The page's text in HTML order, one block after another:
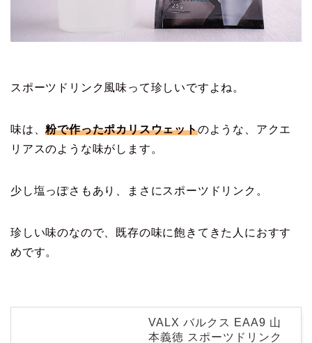
スポーツドリンク風味って珍しいですよね。
味は、粉で作ったポカリスウェットのような、アクエ
リアスのような味がします。
少し塩っぽさもあり、まさにスポーツドリンク。
珍しい味のなので、既存の味に飽きてきた人におすす
めです。
VALX バルクス EAA9 山
本義徳 スポーツドリンク